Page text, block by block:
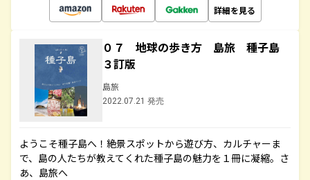
詳細を見る
０７ 地球の歩き方 島旅 種子島
３訂版
島旅
2022.07.21 発売
ようこそ種子島へ！絶景スポットから遊び方、カルチャーま
で、島の人たちが教えてくれた種子島の魅力を１冊に凝縮。さ
あ、島旅へ